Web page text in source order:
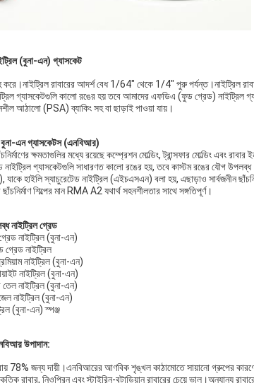
(বুনা-এন) গ্যাসকেট
করে।নাইট্রিল রাবারের আদর্শ বেধ 1/64″ থেকে 1/4″ পুরু পর্যন্ত।নাইট্রিল
গ্যাসকেটগুলি কালো রঙের হয় তবে আমাদের এফডিএ (ফুড গ্রেড) নাইট্রিল
আঠালো (PSA) ব্যাকিং সহ বা ছাড়াই পাওয়া যায়।
বুনা-এন গ্যাসকেটস (এনবিআর)
ক্ষমতাগুলির মধ্যে রয়েছে কম্প্রেশন মোল্ডিং, ট্রান্সফার মোল্ডিং এবং রাবার
গ্যাসকেটগুলি সাধারণত কালো রঙের হয়, তবে কাস্টম রঙের যৌগ
হাইলি স্যাচুরেটেড নাইট্রিল (এইচএসএন) বলা হয়, এছাড়াও সার্বজনীন
শিল্পের মান RMA A2 যথার্থ সহনশীলতার সাথে সঙ্গতিপূর্ণ।
নাইট্রিল গ্রেড
নাইট্রিল (বুনা-এন)
গ্রেড নাইট্রিল
নাইট্রিল (বুনা-এন)
নাইট্রিল (বুনা-এন)
তেল নাইট্রিল (বুনা-এন)
নাইট্রিল (বুনা-এন)
(বুনা-এন) স্পঞ্জ
উপাদান:
78% জন্য দায়ী।এনবিআরের আণবিক শৃঙ্খল কাঠামোতে সায়ানো গ্রুপের
রাবার, নিওপ্রিন এবং স্টাইরিন-বুটাডিয়ান রাবারের চেয়ে ভাল।অন্যান্য